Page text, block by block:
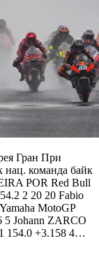
Гран При
нац. команда байк
POR Red Bull
2 20 20 Fabio
MotoGP
5 Johann ZARCO
154.0 +3.158 4…